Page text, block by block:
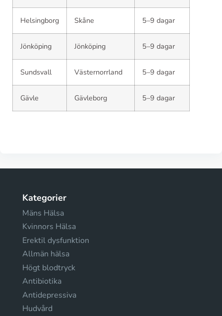
Helsingborg Skåne 5–9 dagar
Jönköping Jönköping 5–9 dagar
Sundsvall Västernorrland 5–9 dagar
Gävle Gävleborg 5–9 dagar
Kategorier
Mäns Hälsa
Kvinnors Hälsa
Erektil dysfunktion
Allmän hälsa
Högt blodtryck
Antibiotika
Antidepressiva
Hudvård